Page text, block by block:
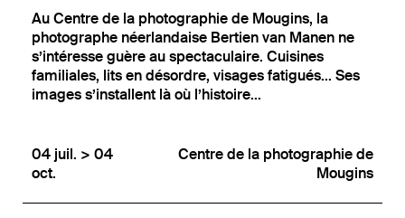
Au Centre de la photographie de Mougins, la
photographe néerlandaise Bertien van Manen ne
s’intéresse guère au spectaculaire. Cuisines
familiales, lits en désordre, visages fatigués... Ses
images s’installent là où l’histoire...
04 juil. > 04
oct.
Centre de la photographie de
Mougins